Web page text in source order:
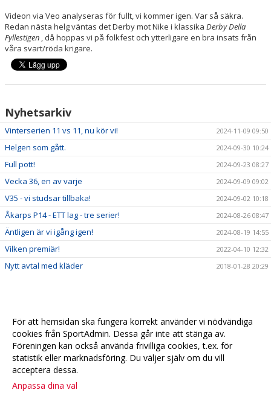
Videon via Veo analyseras för fullt, vi kommer igen. Var så säkra.
Redan nästa helg väntas det Derby mot Nike i klassika Derby Della
Fyllestigen , då hoppas vi på folkfest och ytterligare en bra insats från
våra svart/röda krigare.
Nyhetsarkiv
Vinterserien 11 vs 11, nu kör vi! 2024-11-09 09:50
Helgen som gått. 2024-09-30 10:24
Full pott! 2024-09-23 08:27
Vecka 36, en av varje 2024-09-09 09:02
V35 - vi studsar tillbaka! 2024-09-02 10:18
Åkarps P14 - ETT lag - tre serier! 2024-08-26 08:47
Äntligen är vi igång igen! 2024-08-19 14:55
Vilken premiär! 2022-04-10 12:32
Nytt avtal med kläder 2018-01-28 20:29
För att hemsidan ska fungera korrekt använder vi nödvändiga
cookies från SportAdmin. Dessa går inte att stänga av.
Föreningen kan också använda frivilliga cookies, t.ex. för
statistik eller marknadsföring. Du väljer själv om du vill
acceptera dessa.
Anpassa dina val